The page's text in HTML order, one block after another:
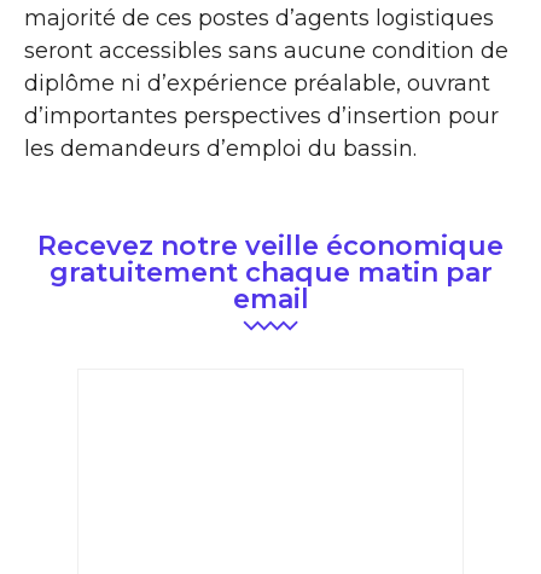
majorité de ces postes d’agents logistiques
seront accessibles sans aucune condition de
diplôme ni d’expérience préalable, ouvrant
d’importantes perspectives d’insertion pour
les demandeurs d’emploi du bassin.
Recevez notre veille économique
gratuitement chaque matin par
email